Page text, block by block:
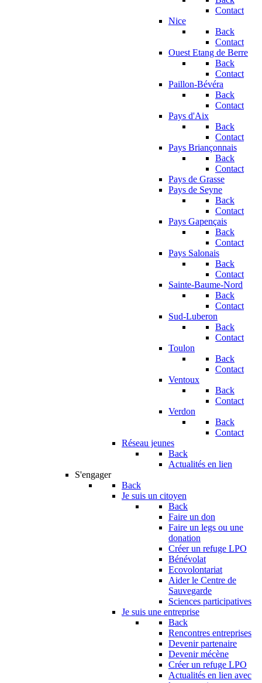
Contact
Nice
Back
Contact
Ouest Etang de Berre
Back
Contact
Paillon-Bévéra
Back
Contact
Pays d'Aix
Back
Contact
Pays Briançonnais
Back
Contact
Pays de Grasse
Pays de Seyne
Back
Contact
Pays Gapençais
Back
Contact
Pays Salonais
Back
Contact
Sainte-Baume-Nord
Back
Contact
Sud-Luberon
Back
Contact
Toulon
Back
Contact
Ventoux
Back
Contact
Verdon
Back
Contact
Réseau jeunes
Back
Actualités en lien
S'engager
Back
Je suis un citoyen
Back
Faire un don
Faire un legs ou une
donation
Créer un refuge LPO
Bénévolat
Ecovolontariat
Aider le Centre de
Sauvegarde
Sciences participatives
Je suis une entreprise
Back
Rencontres entreprises
Devenir partenaire
Devenir mécène
Créer un refuge LPO
Actualités en lien avec